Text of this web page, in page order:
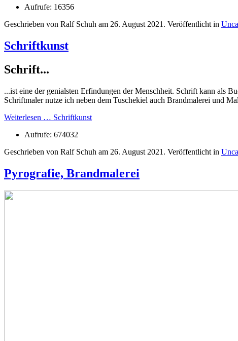
Aufrufe: 16356
Geschrieben von Ralf Schuh am 26. August 2021 . Veröffentlicht in
Schriftkunst
Schrift...
...ist eine der genialsten Erfindungen der Menschheit. Schrift kann als
Schriftmaler nutze ich neben dem Tuschekiel auch Brandmalerei und
Weiterlesen … Schriftkunst
Aufrufe: 674032
Geschrieben von Ralf Schuh am 26. August 2021 . Veröffentlicht in
Pyrografie, Brandmalerei